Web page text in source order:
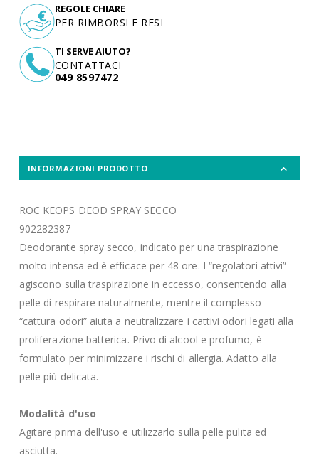
TI SERVE AIUTO?
CONTATTACI
049 8597472
REGOLE CHIARE
PER RIMBORSI E RESI
INFORMAZIONI PRODOTTO
ROC KEOPS DEOD SPRAY SECCO
902282387
Deodorante spray secco, indicato per una traspirazione
molto intensa ed è efficace per 48 ore. I “regolatori attivi”
agiscono sulla traspirazione in eccesso, consentendo alla
pelle di respirare naturalmente, mentre il complesso
“cattura odori” aiuta a neutralizzare i cattivi odori legati alla
proliferazione batterica. Privo di alcool e profumo, è
formulato per minimizzare i rischi di allergia. Adatto alla
pelle più delicata.
Modalità d'uso
Agitare prima dell'uso e utilizzarlo sulla pelle pulita ed
asciutta.